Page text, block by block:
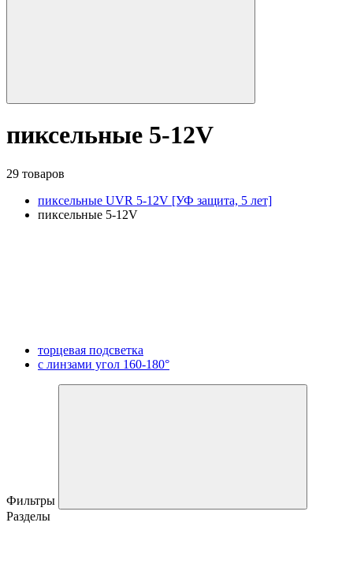
пиксельные 5-12V
29 товаров
пиксельные UVR 5-12V [УФ защита, 5 лет]
пиксельные 5-12V
торцевая подсветка
с линзами угол 160-180°
Фильтры
Разделы